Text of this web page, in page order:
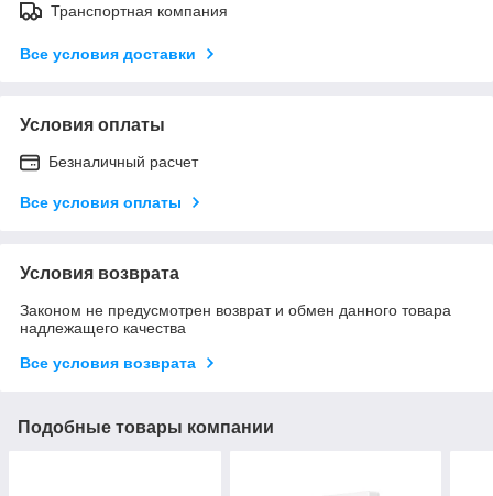
Транспортная компания
Все условия доставки
Условия оплаты
Безналичный расчет
Все условия оплаты
Условия возврата
Законом не предусмотрен возврат и обмен данного товара
надлежащего качества
Все условия возврата
Подобные товары компании